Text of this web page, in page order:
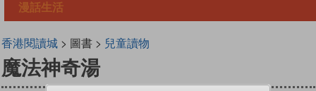
漫話生活
香港閱讀城> 圖書 > 兒童讀物
魔法神奇湯